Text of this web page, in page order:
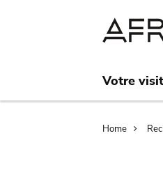
Votre
Home